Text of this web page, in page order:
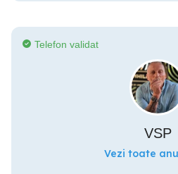
Telefon validat
VSP
Vezi toate